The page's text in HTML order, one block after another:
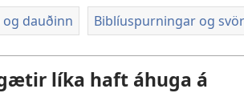
og dauðinn Biblíuspurningar og svör
líka haft áhuga á